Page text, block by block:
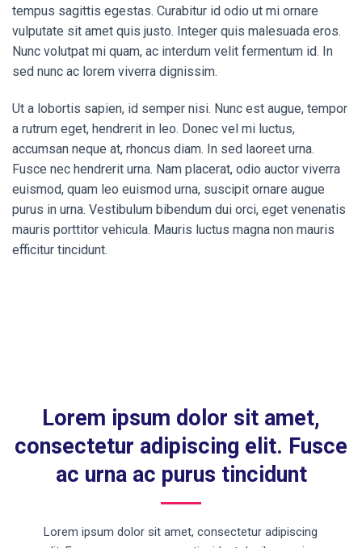
tempus sagittis egestas. Curabitur id odio ut mi ornare
vulputate sit amet quis justo. Integer quis malesuada eros.
Nunc volutpat mi quam, ac interdum velit fermentum id. In
sed nunc ac lorem viverra dignissim.
Ut a lobortis sapien, id semper nisi. Nunc est augue, tempor
a rutrum eget, hendrerit in leo. Donec vel mi luctus,
accumsan neque at, rhoncus diam. In sed laoreet urna.
Fusce nec hendrerit urna. Nam placerat, odio auctor viverra
euismod, quam leo euismod urna, suscipit ornare augue
purus in urna. Vestibulum bibendum dui orci, eget venenatis
mauris porttitor vehicula. Mauris luctus magna non mauris
efficitur tincidunt.
Lorem ipsum dolor sit amet,
consectetur adipiscing elit. Fusce
ac urna ac purus tincidunt
Lorem ipsum dolor sit amet, consectetur adipiscing